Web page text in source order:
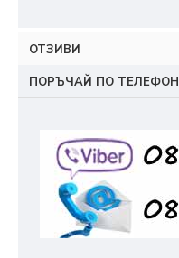
ОТЗИВИ
ПОРЪЧАЙ ПО ТЕЛЕФОН